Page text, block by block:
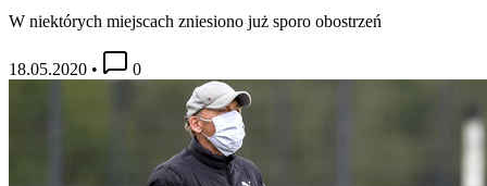
W niektórych miejscach zniesiono już sporo obostrzeń
18.05.2020 • 0